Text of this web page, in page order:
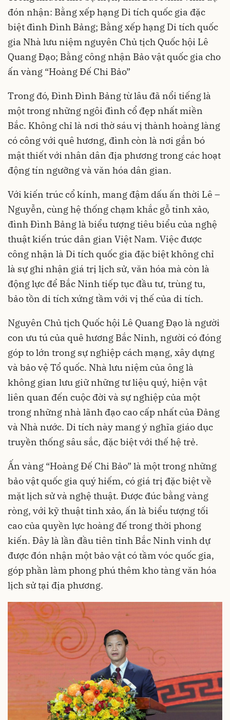
đón nhận: Bằng xếp hạng Di tích quốc gia đặc
biệt đình Đình Bảng; Bằng xếp hạng Di tích quốc
gia Nhà lưu niệm nguyên Chủ tịch Quốc hội Lê
Quang Đạo; Bằng công nhận Bảo vật quốc gia cho
ấn vàng “Hoàng Đế Chi Bảo”
Trong đó, Đình Đình Bảng từ lâu đã nổi tiếng là
một trong những ngôi đình cổ đẹp nhất miền
Bắc. Không chỉ là nơi thờ sáu vị thành hoàng làng
có công với quê hương, đình còn là nơi gắn bó
mật thiết với nhân dân địa phương trong các hoạt
động tín ngưỡng và văn hóa dân gian.
Với kiến trúc cổ kính, mang đậm dấu ấn thời Lê –
Nguyễn, cùng hệ thống chạm khắc gỗ tinh xảo,
đình Đình Bảng là biểu tượng tiêu biểu của nghệ
thuật kiến trúc dân gian Việt Nam. Việc được
công nhận là Di tích quốc gia đặc biệt không chỉ
là sự ghi nhận giá trị lịch sử, văn hóa mà còn là
động lực để Bắc Ninh tiếp tục đầu tư, trùng tu,
bảo tồn di tích xứng tầm với vị thế của di tích.
Nguyên Chủ tịch Quốc hội Lê Quang Đạo là người
con ưu tú của quê hương Bắc Ninh, người có đóng
góp to lớn trong sự nghiệp cách mạng, xây dựng
và bảo vệ Tổ quốc. Nhà lưu niệm của ông là
không gian lưu giữ những tư liệu quý, hiện vật
liên quan đến cuộc đời và sự nghiệp của một
trong những nhà lãnh đạo cao cấp nhất của Đảng
và Nhà nước. Di tích này mang ý nghĩa giáo dục
truyền thống sâu sắc, đặc biệt với thế hệ trẻ.
Ấn vàng “Hoàng Đế Chi Bảo” là một trong những
bảo vật quốc gia quý hiếm, có giá trị đặc biệt về
mặt lịch sử và nghệ thuật. Được đúc bằng vàng
ròng, với kỹ thuật tinh xảo, ấn là biểu tượng tối
cao của quyền lực hoàng đế trong thời phong
kiến. Đây là lần đầu tiên tỉnh Bắc Ninh vinh dự
được đón nhận một bảo vật có tầm vóc quốc gia,
góp phần làm phong phú thêm kho tàng văn hóa
lịch sử tại địa phương.